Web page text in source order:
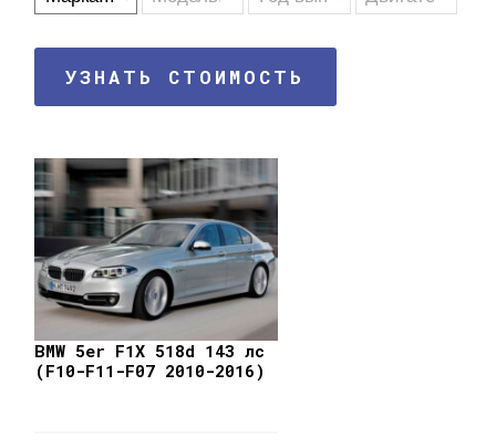
УЗНАТЬ СТОИМОСТЬ
BMW 5er F1X 518d 143 лс
(F10-F11-F07 2010-2016)